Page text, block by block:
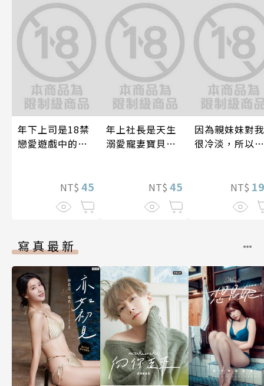
年下上司是18禁
戀愛遊戲中的我
NT$ 45
年上社長是天生
溺愛寵妻寶貝獸
就不會再孤單!?
NT$ 45
因為親妹妹對我
很冷淡，所以只
NT$
寫真最新